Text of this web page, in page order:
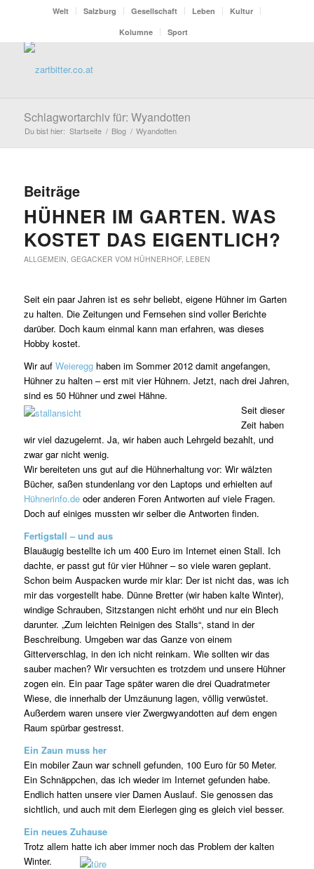
Welt Salzburg Gesellschaft Leben
Kultur
Kolumne
Sport
Schlagwortarchiv für: Wyandotten
Du bist hier: Startseite / Blog / Wyandotten
Beiträge
HÜHNER IM GARTEN. WAS
KOSTET DAS EIGENTLICH?
ALLGEMEIN, GEGACKER VOM HÜHNERHOF, LEBEN
Seit ein paar Jahren ist es sehr beliebt, eigene Hühner im Garten
zu halten. Die Zeitungen und Fernsehen sind voller Berichte
darüber. Doch kaum einmal kann man erfahren, was dieses
Hobby kostet.
Wir auf Weieregghaben im Sommer 2012 damit angefangen,
Hühner zu halten – erst mit vier Hühnern. Jetzt, nach drei Jahren,
sind es 50 Hühner und zwei Hähne.
Seit dieser
Zeit haben
wir viel dazugelernt. Ja, wir haben auch Lehrgeld bezahlt, und
zwar gar nicht wenig.
Wir bereiteten uns gut auf die Hühnerhaltung vor: Wir wälzten
Bücher, saßen stundenlang vor den Laptops und erhielten auf
Hühnerinfo.deoder anderen Foren Antworten auf viele Fragen.
Doch auf einiges mussten wir selber die Antworten finden.
Fertigstall – und aus
Blauäugig bestellte ich um 400 Euro im Internet einen Stall. Ich
dachte, er passt gut für vier Hühner – so viele waren geplant.
Schon beim Auspacken wurde mir klar: Der ist nicht das, was ich
mir das vorgestellt habe. Dünne Bretter (wir haben kalte Winter),
windige Schrauben, Sitzstangen nicht erhöht und nur ein Blech
darunter. „Zum leichten Reinigen des Stalls“, stand in der
Beschreibung. Umgeben war das Ganze von einem
Gitterverschlag, in den ich nicht reinkam. Wie sollten wir das
sauber machen? Wir versuchten es trotzdem und unsere Hühner
zogen ein. Ein paar Tage später waren die drei Quadratmeter
Wiese, die innerhalb der Umzäunung lagen, völlig verwüstet.
Außerdem waren unsere vier Zwergwyandotten auf dem engen
Raum spürbar gestresst.
Ein Zaun muss her
Ein mobiler Zaun war schnell gefunden, 100 Euro für 50 Meter.
Ein Schnäppchen, das ich wieder im Internet gefunden habe.
Endlich hatten unsere vier Damen Auslauf. Sie genossen das
sichtlich, und auch mit dem Eierlegen ging es gleich viel besser.
Ein neues Zuhause
Trotz allem hatte ich aber immer noch das Problem der kalten
Winter.